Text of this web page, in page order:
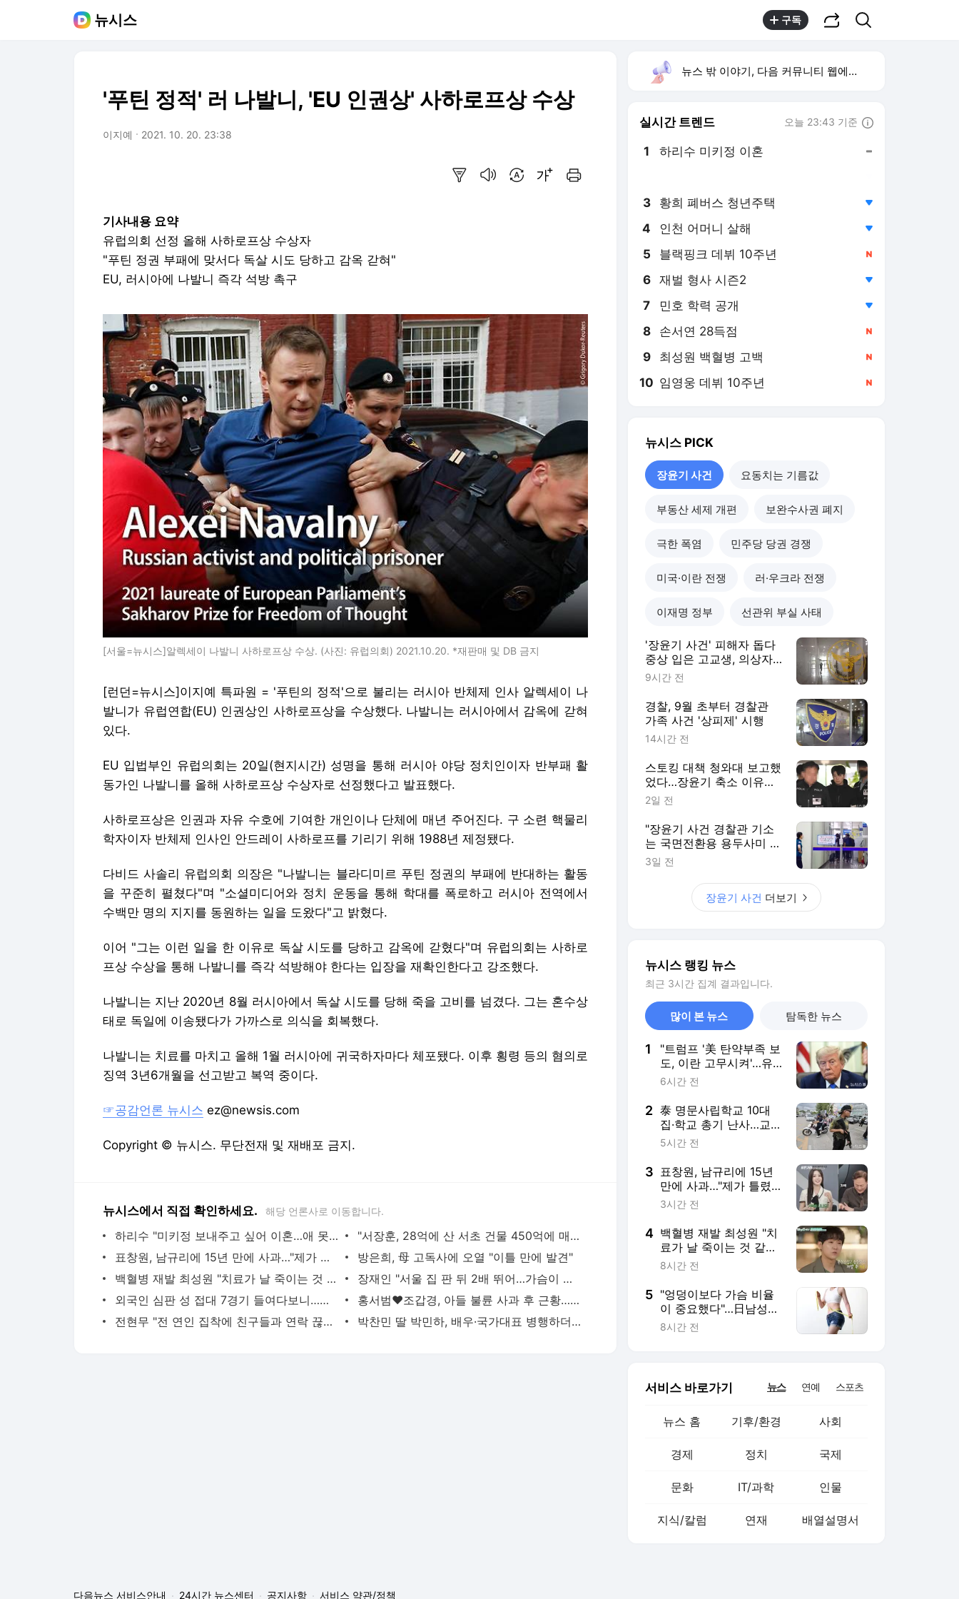
뉴시스 구독
'푸틴 정적' 러 나발니, 'EU 인권상' 사하로프상 수상
이지예 2021. 10. 20. 23:38
기사내용 요약
유럽의회 선정 올해 사하로프상 수상자
"푸틴 정권 부패에 맞서다 독살 시도 당하고 감옥 갇혀"
EU, 러시아에 나발니 즉각 석방 촉구
[서울=뉴시스]알렉세이 나발니 사하로프상 수상. (사진: 유럽의회) 2021.10.20. *재판매 및 DB 금지
[런던=뉴시스]이지예 특파원 = '푸틴의 정적'으로 불리는 러시아 반체제 인사 알렉세이 나
발니가 유럽연합(EU) 인권상인 사하로프상을 수상했다. 나발니는 러시아에서 감옥에 갇혀
있다.
EU 입법부인 유럽의회는 20일(현지시간) 성명을 통해 러시아 야당 정치인이자 반부패 활
동가인 나발니를 올해 사하로프상 수상자로 선정했다고 발표했다.
사하로프상은 인권과 자유 수호에 기여한 개인이나 단체에 매년 주어진다. 구 소련 핵물리
학자이자 반체제 인사인 안드레이 사하로프를 기리기 위해 1988년 제정됐다.
다비드 사솔리 유럽의회 의장은 "나발니는 블라디미르 푸틴 정권의 부패에 반대하는 활동
을 꾸준히 펼쳤다"며 "소셜미디어와 정치 운동을 통해 학대를 폭로하고 러시아 전역에서
수백만 명의 지지를 동원하는 일을 도왔다"고 밝혔다.
이어 "그는 이런 일을 한 이유로 독살 시도를 당하고 감옥에 갇혔다"며 유럽의회는 사하로
프상 수상을 통해 나발니를 즉각 석방해야 한다는 입장을 재확인한다고 강조했다.
나발니는 지난 2020년 8월 러시아에서 독살 시도를 당해 죽을 고비를 넘겼다. 그는 혼수상
태로 독일에 이송됐다가 가까스로 의식을 회복했다.
나발니는 치료를 마치고 올해 1월 러시아에 귀국하자마다 체포됐다. 이후 횡령 등의 혐의로
징역 3년6개월을 선고받고 복역 중이다.
☞공감언론 뉴시스 ez@newsis.com
Copyright © 뉴시스. 무단전재 및 재배포 금지.
뉴시스에서 직접 확인하세요. 해당 언론사로 이동합니다.
하리수 "미키정 보내주고 싶어 이혼…애 못 낳아 미안했다"
"서장훈, 28억에 산 서초 건물 450억에 매물로"
표창원, 남규리에 15년 만에 사과…"제가 틀렸습니다"
방은희, 母 고독사에 오열 "이틀 만에 발견"
백혈병 재발 최성원 "치료가 날 죽이는 것 같았다" 눈물
장재인 "서울 집 판 뒤 2배 뛰어…가슴이 찢어진다"
외국인 심판 성 접대 7경기 들여다보니…한국 축구 '5승 2무'
홍서범♥조갑경, 아들 불륜 사과 후 근황…밝은 미소
전현무 "전 연인 집착에 친구들과 연락 끊어"
박찬민 딸 박민하, 배우·국가대표 병행하더니…여유로운 근황 공개
뉴스 밖 이야기, 다음 커뮤니티 웹에서 보기
실시간 트렌드 오늘 23:43 기준
1 하리수 미키정 이혼
3 황희 폐버스 청년주택
4 인천 어머니 살해
5 블랙핑크 데뷔 10주년
6 재벌 형사 시즌2
7 민호 학력 공개
8 손서연 28득점
9 최성원 백혈병 고백
10 임영웅 데뷔 10주년
뉴시스 PICK
장윤기 사건 요동치는 기름값
부동산 세제 개편 보완수사권 폐지
극한 폭염 민주당 당권 경쟁
미국·이란 전쟁 러·우크라 전쟁
이재명 정부 선관위 부실 사태
'장윤기 사건' 피해자 돕다
중상 입은 고교생, 의상자
인정
9시간 전
경찰, 9월 초부터 경찰관
가족 사건 '상피제' 시행
14시간 전
스토킹 대책 청와대 보고했
었다…장윤기 축소 이유였
나?
2일 전
"장윤기 사건 경찰관 기소
는 국면전환용 용두사미 수
사"
3일 전
장윤기 사건 더보기
뉴시스 랭킹 뉴스
최근 3시간 집계 결과입니다.
많이 본 뉴스 탐독한 뉴스
1
"트럼프 '美 탄약부족 보
도, 이란 고무시켜'…유
출자 색출 지시"
6시간 전
2 泰 명문사립학교 10대
집·학교 총기 난사…교사
·학생 등 9명 사망(종합
5시간 전
3 표창원, 남규리에 15년
만에 사과…"제가 틀렸
습니다"
3시간 전
4 백혈병 재발 최성원 "치
료가 날 죽이는 것 같았
다" 눈물
8시간 전
5 "엉덩이보다 가슴 비율
이 중요했다"…日남성들
이 매력적으로 느낀 여
8시간 전
서비스 바로가기 뉴스 연예 스포츠
뉴스 홈 기후/환경 사회
경제 정치 국제
문화 IT/과학 인물
지식/칼럼 연재 배열설명서
다음뉴스 서비스안내 24시간 뉴스센터 공지사항 서비스 약관/정책